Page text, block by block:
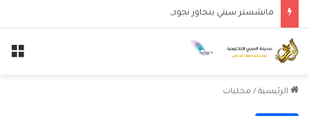
الرئيسية / محليات